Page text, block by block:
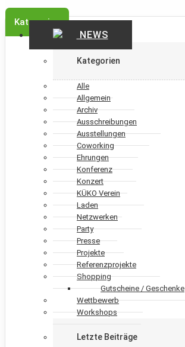
Kategorien
NEWS
Kategorien
Alle
Allgemein
Archiv
Ausschreibungen
Ausstellungen
Coworking
Ehrungen
Konferenz
Konzert
KÜKO Verein
Laden
Netzwerken
Party
Presse
Projekte
Referenzprojekte
Shopping
Gutscheine / Geschenke
Wettbewerb
Workshops
Letzte Beiträge